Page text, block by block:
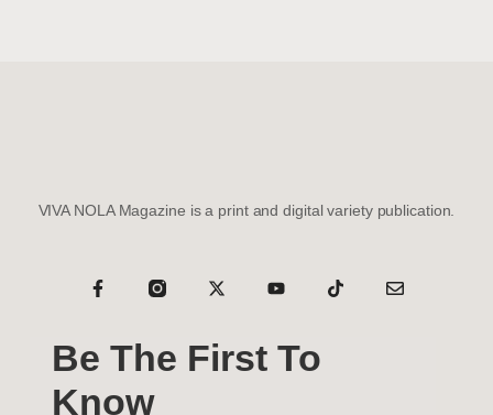
VIVA NOLA Magazine is a print and digital variety publication.
Be The First To
Know